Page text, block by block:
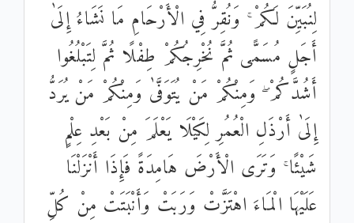
لِنُبَيِّنَ لَكُمْ ۚ وَنُقِرُّ فِي الْأَرْحَامِ مَا نَشَاءُ إِلَىٰ
أَجَلٍ مُسَمًّى ثُمَّ نُخْرِجُكُمْ طِفْلًا ثُمَّ لِتَبْلُغُوا
أَشُدَّكُمْ ۖ وَمِنْكُمْ مَنْ يُتَوَفَّىٰ وَمِنْكُمْ مَنْ يُرَدُّ
إِلَىٰ أَرْذَلِ الْعُمُرِ لِكَيْلَا يَعْلَمَ مِنْ بَعْدِ عِلْمٍ
شَيْئًا ۚ وَتَرَى الْأَرْضَ هَامِدَةً فَإِذَا أَنْزَلْنَا
عَلَيْهَا الْمَاءَ اهْتَزَّتْ وَرَبَتْ وَأَنْبَتَتْ مِنْ كُلِّ